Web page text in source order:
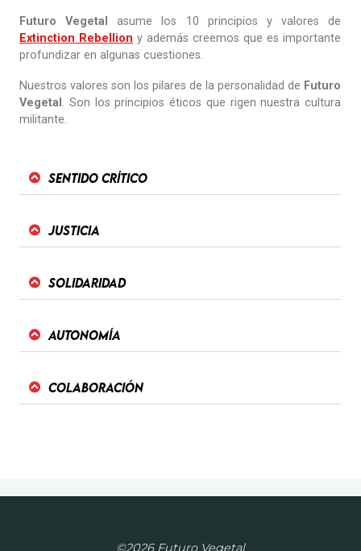
Futuro Vegetal
asume los 10 principios y valores de
Extinction Rebellion y además creemos que es importante
profundizar en algunas cuestiones.
Nuestros valores son los pilares de la personalidad de Futuro
Vegetal . Son los principios éticos que rigen nuestra cultura
militante.
Sentido crítico
Justicia
Solidaridad
Autonomía
Colaboración
©2026 Futuro Vegetal